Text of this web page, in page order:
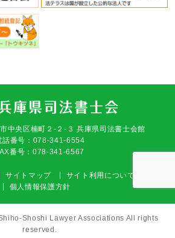
央区楠町２-２-３ 兵庫県司法書士会館
話番号：078-341-6554
番号：078-341-6567
サイトマップ
サイト利用について
個人情報保護方針
Shoshi Lawyer Associations All rights
reserved.